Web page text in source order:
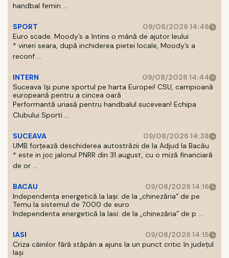
handbal femin ...
SPORT
09/08/2026 14:46
Euro scade. Moody’s a întins o mână de ajutor leului
* vineri seara, după inchiderea pietei locale, Moody’s a
reconf ...
INTERN
09/08/2026 14:44
Suceava își pune sportul pe harta Europei! CSU, campioană
europeană pentru a cincea oară
Performantă uriasă pentru handbalul sucevean! Echipa
Clubului Sporti ...
SUCEAVA
09/08/2026 14:38
UMB forțează deschiderea autostrăzii de la Adjud la Bacău
* este in joc jalonul PNRR din 31 august, cu o miză financiară
de or ...
BACAU
09/08/2026 14:16
Independența energetică la Iași: de la „chinezăria” de pe
Temu la sistemul de 7.000 de euro
Independenta energetică la Iasi: de la „chinezăria” de p ...
IASI
09/08/2026 14:15
Criza câinilor fără stăpân a ajuns la un punct critic în județul
Iași